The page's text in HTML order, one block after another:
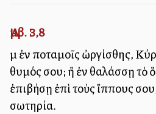
Ἀμβ. 3,8
μὴ ἐν ποταμοῖς ὠργίσθης,
θυμός σου; ἢ ἐν θαλάσσῃ τὸ
ἐπιβήσῃ ἐπὶ τοὺς ἵππους
σωτηρία.